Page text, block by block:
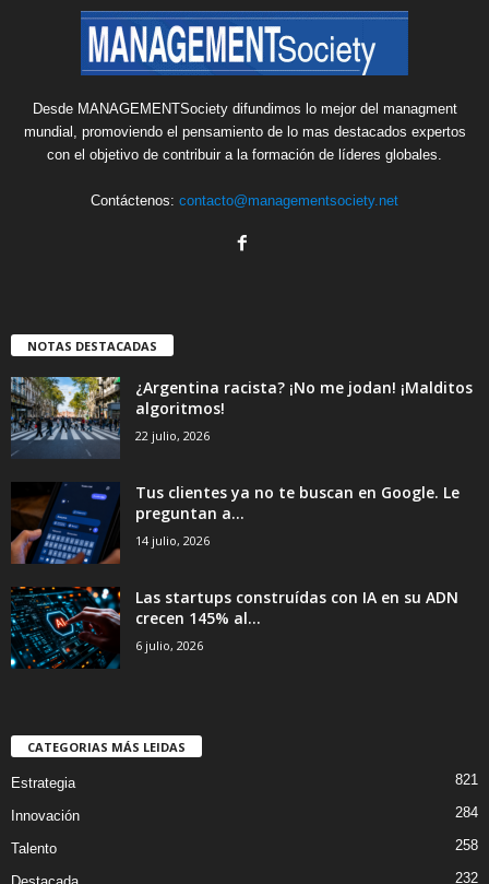
Desde MANAGEMENTSociety difundimos lo mejor del managment
mundial, promoviendo el pensamiento de lo mas destacados expertos
con el objetivo de contribuir a la formación de líderes globales.
Contáctenos: contacto@managementsociety.net
NOTAS DESTACADAS
¿Argentina racista? ¡No me jodan! ¡Malditos
algoritmos!
22 julio, 2026
Tus clientes ya no te buscan en Google. Le
preguntan a...
14 julio, 2026
Las startups construídas con IA en su ADN
crecen 145% al...
6 julio, 2026
CATEGORIAS MÁS LEIDAS
Estrategia 821
Innovación 284
Talento 258
232